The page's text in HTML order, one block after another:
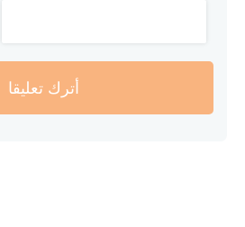
أترك تعليقا